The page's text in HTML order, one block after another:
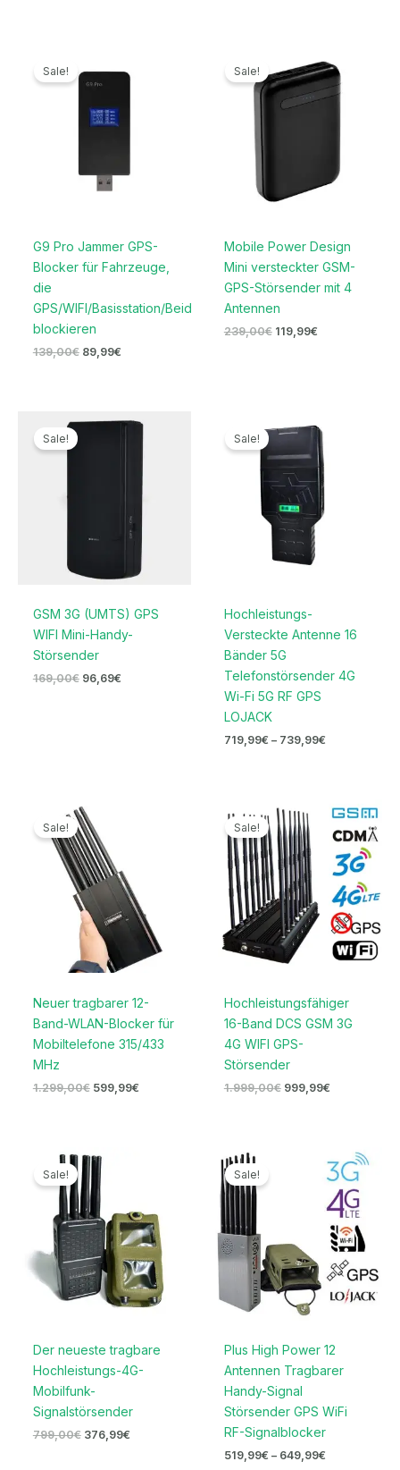
Sale!
G9 Pro Jammer GPS-
Blocker für Fahrzeuge,
die
GPS/WIFI/Basisstation/Beidou
blockieren
139,00€
war:
89,99€
ist:
Sale!
Mobile Power Design
Mini versteckter GSM-
GPS-Störsender mit 4
Antennen
239,00€
Preis
war:
239,00€
119,99€
Preis
ist:
119,99€.
Sale!
GSM 3G (UMTS) GPS
WIFI Mini-Handy-
Störsender
169,00€
Ursprünglicher
96,69€
Aktueller
Sale!
Hochleistungs-
Versteckte Antenne 16
Bänder 5G
Telefonstörsender 4G
Wi-Fi 5G RF GPS
LOJACK
719,99€ – 739,99€
Sale!
Neuer tragbarer 12-
Band-WLAN-Blocker für
Mobiltelefone 315/433
MHz
1.299,00€
Preis
war:
1.299,00€
599,99€
Sale!
Hochleistungsfähiger
16-Band DCS GSM 3G
4G WIFI GPS-
Störsender
1.999,00€
Ursprünglicher
Preis
war:
1.999,00€
999,99€
Aktueller
Preis
ist:
999,99€.
Sale!
Der neueste tragbare
Hochleistungs-4G-
Mobilfunk-
Signalstörsender
799,00€
Ursprünglicher
Preis
war:
799,00€
376,99€
Sale!
Plus High Power 12
Antennen Tragbarer
Handy-Signal
Störsender GPS WiFi
RF-Signalblocker
519,99€ – 649,99€
Preisspanne:
519,99€
bis
649,99€